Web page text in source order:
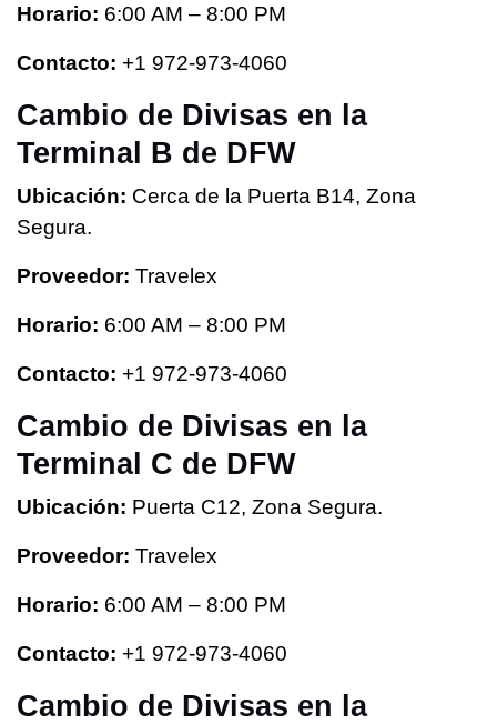
Horario: 6:00 AM – 8:00 PM
Contacto: +1 972-973-4060
Cambio de Divisas en la
Terminal B de DFW
Ubicación: Cerca de la Puerta B14, Zona
Segura.
Proveedor: Travelex
Horario: 6:00 AM – 8:00 PM
Contacto: +1 972-973-4060
Cambio de Divisas en la
Terminal C de DFW
Ubicación: Puerta C12, Zona Segura.
Proveedor: Travelex
Horario: 6:00 AM – 8:00 PM
Contacto: +1 972-973-4060
Cambio de Divisas en la